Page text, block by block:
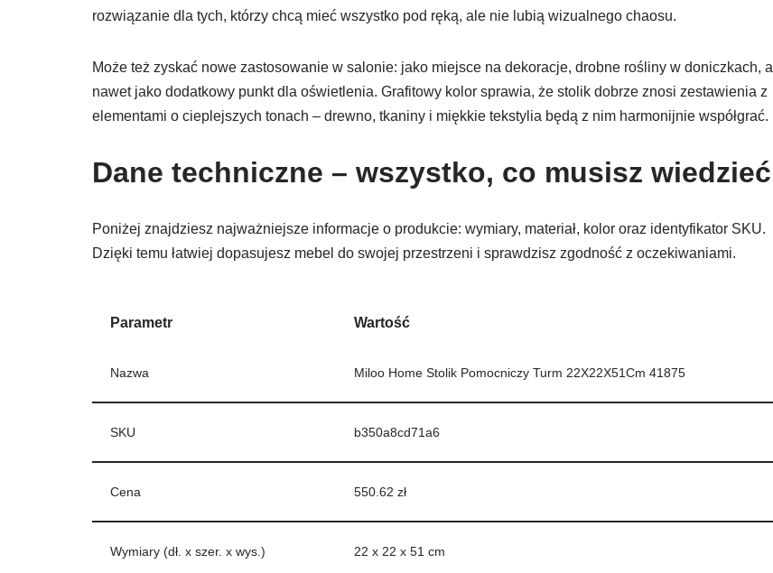
rozwiązanie dla tych, którzy chcą mieć wszystko pod ręką, ale nie lubią wizualnego chaosu.
Może też zyskać nowe zastosowanie w salonie: jako miejsce na dekoracje, drobne rośliny w doniczkach, a
nawet jako dodatkowy punkt dla oświetlenia. Grafitowy kolor sprawia, że stolik dobrze znosi zestawienia z
elementami o cieplejszych tonach – drewno, tkaniny i miękkie tekstylia będą z nim harmonijnie współgrać.
Dane techniczne – wszystko, co musisz wiedzieć
Poniżej znajdziesz najważniejsze informacje o produkcie: wymiary, materiał, kolor oraz identyfikator SKU.
Dzięki temu łatwiej dopasujesz mebel do swojej przestrzeni i sprawdzisz zgodność z oczekiwaniami.
Parametr Wartość
Nazwa Miloo Home Stolik Pomocniczy Turm 22X22X51Cm 41875
SKU b350a8cd71a6
Cena 550.62 zł
Wymiary (dł. x szer. x wys.) 22 x 22 x 51 cm